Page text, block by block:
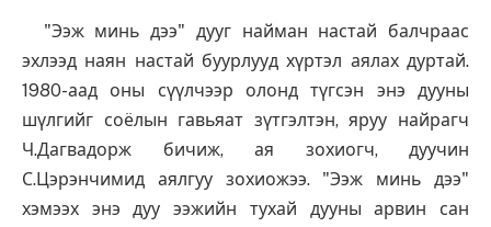
"Ээж минь дээ" дууг найман настай балчраас
эхлээд наян настай буурлууд хүртэл аялах дуртай.
1980-аад оны сүүлчээр олонд түгсэн энэ дууны
шүлгийг соёлын гавьяат зүтгэлтэн, яруу найрагч
Ч.Дагвадорж бичиж, ая зохиогч, дуучин
С.Цэрэнчимид аялгуу зохиожээ. "Ээж минь дээ"
хэмээх энэ дуу ээжийн тухай дууны арвин сан